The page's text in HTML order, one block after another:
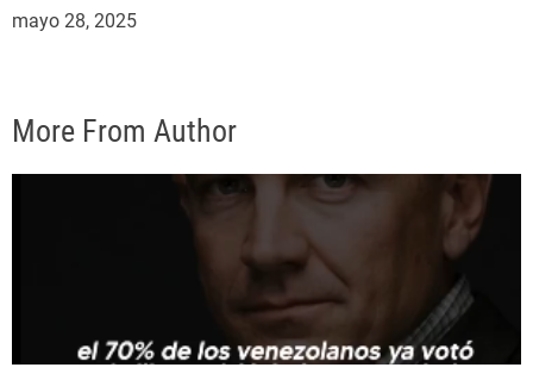
mayo 28, 2025
More From Author